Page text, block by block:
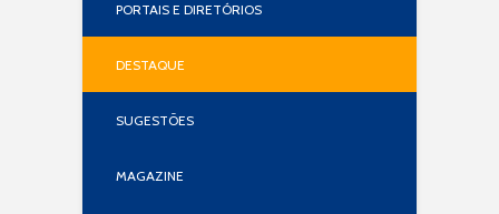
PORTAIS E DIRETÓRIOS
DESTAQUE
SUGESTÕES
MAGAZINE